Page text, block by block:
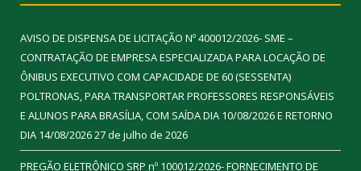
AVISO DE DISPENSA DE LICITAÇÃO Nº 400012/2026- SME –
CONTRATAÇÃO DE EMPRESA ESPECIALIZADA PARA LOCAÇÃO DE
ÔNIBUS EXECUTIVO COM CAPACIDADE DE 60 (SESSENTA)
POLTRONAS, PARA TRANSPORTAR PROFESSORES RESPONSÁVEIS
E ALUNOS PARA BRASÍLIA, COM SAÍDA DIA 10/08/2026 E RETORNO
DIA 14/08/202627 de julho de 2026
PREGÃO ELETRÔNICO SRP nº 100012/2026- FORNECIMENTO DE